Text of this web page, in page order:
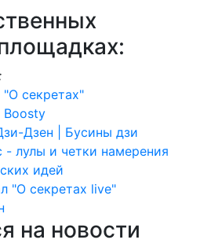
секретах"
Дзен | Бусины дзи
лулы и четки намерения
идей
"О секретах live"
на новости